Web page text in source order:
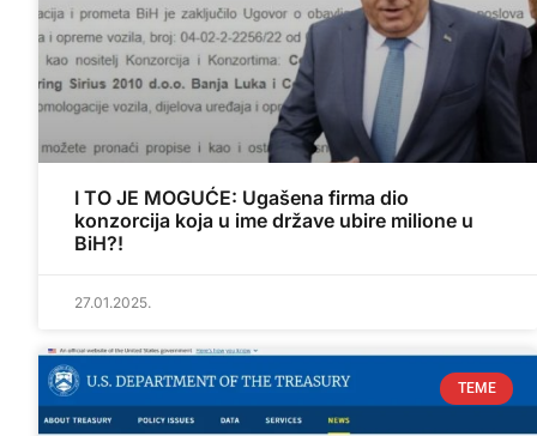
I TO JE MOGUĆE: Ugašena firma dio
konzorcija koja u ime države ubire milione u
BiH?!
27.01.2025.
TEME